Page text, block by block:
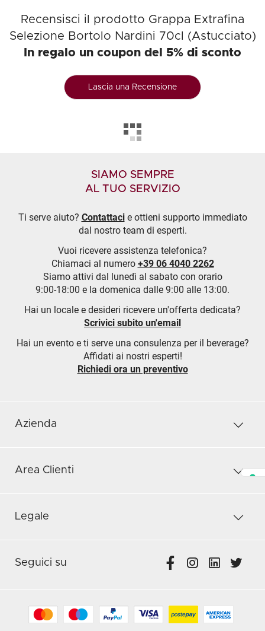
Recensisci il prodotto Grappa Extrafina
Selezione Bortolo Nardini 70cl (Astucciato)
In regalo un coupon del 5% di sconto
Lascia una Recensione
SIAMO SEMPRE
AL TUO SERVIZIO
Ti serve aiuto? Contattacie ottieni supporto immediato
dal nostro team di esperti.
Vuoi ricevere assistenza telefonica?
Chiamaci al numero +39 06 4040 2262
Siamo attivi dal lunedì al sabato con orario
9:00-18:00 e la domenica dalle 9:00 alle 13:00.
Hai un locale e desideri ricevere un'offerta dedicata?
Scrivici subito un'email
Hai un evento e ti serve una consulenza per il beverage?
Affidati ai nostri esperti!
Richiedi ora un preventivo
Azienda
Area Clienti
Legale
Seguici su